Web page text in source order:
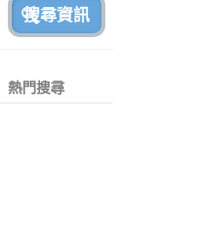
熱門搜尋